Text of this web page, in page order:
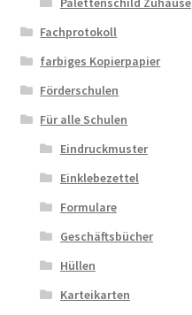
Fachprotokoll
farbiges Kopierpapier
Förderschulen
Für alle Schulen
Eindruckmuster
Einklebezettel
Formulare
Geschäftsbücher
Hüllen
Karteikarten